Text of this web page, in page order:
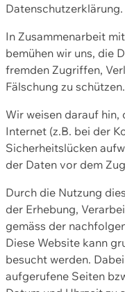
Datenschutzerklärung.
In Zusammenarbeit
bemühen wir uns, die
fremden Zugriffen,
Fälschung zu schützen.
Wir weisen darauf
Internet (z.B. bei der
Sicherheitslücken
der Daten vor dem
Durch die Nutzung
der Erhebung,
gemäss der
Diese Website kann
besucht werden.
aufgerufene Seiten